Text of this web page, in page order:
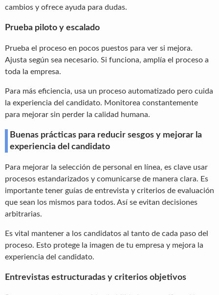
cambios y ofrece ayuda para dudas.
Prueba piloto y escalado
Prueba el proceso en pocos puestos para ver si mejora.
Ajusta según sea necesario. Si funciona, amplía el proceso a
toda la empresa.
Para más eficiencia, usa un proceso automatizado pero cuida
la experiencia del candidato. Monitorea constantemente
para mejorar sin perder la calidad humana.
Buenas prácticas para reducir sesgos y mejorar la
experiencia del candidato
Para mejorar la selección de personal en línea, es clave usar
procesos estandarizados y comunicarse de manera clara. Es
importante tener guías de entrevista y criterios de evaluación
que sean los mismos para todos. Así se evitan decisiones
arbitrarias.
Es vital mantener a los candidatos al tanto de cada paso del
proceso. Esto protege la imagen de tu empresa y mejora la
experiencia del candidato.
Entrevistas estructuradas y criterios objetivos